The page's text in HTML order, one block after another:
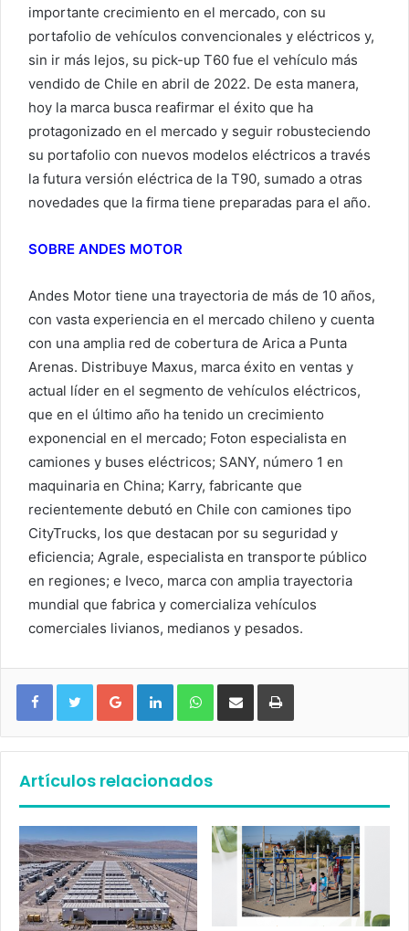
importante crecimiento en el mercado, con su
portafolio de vehículos convencionales y eléctricos y,
sin ir más lejos, su pick-up T60 fue el vehículo más
vendido de Chile en abril de 2022. De esta manera,
hoy la marca busca reafirmar el éxito que ha
protagonizado en el mercado y seguir robusteciendo
su portafolio con nuevos modelos eléctricos a través
la futura versión eléctrica de la T90, sumado a otras
novedades que la firma tiene preparadas para el año.
SOBRE ANDES MOTOR
Andes Motor tiene una trayectoria de más de 10 años,
con vasta experiencia en el mercado chileno y cuenta
con una amplia red de cobertura de Arica a Punta
Arenas. Distribuye Maxus, marca éxito en ventas y
actual líder en el segmento de vehículos eléctricos,
que en el último año ha tenido un crecimiento
exponencial en el mercado; Foton especialista en
camiones y buses eléctricos; SANY, número 1 en
maquinaria en China; Karry, fabricante que
recientemente debutó en Chile con camiones tipo
CityTrucks, los que destacan por su seguridad y
eficiencia; Agrale, especialista en transporte público
en regiones; e Iveco, marca con amplia trayectoria
mundial que fabrica y comercializa vehículos
comerciales livianos, medianos y pesados.
Google+ LinkedIn WhatsApp
Artículos relacionados